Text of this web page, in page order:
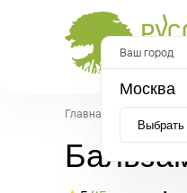
Главная
Ваш город
Москва
Выбрать